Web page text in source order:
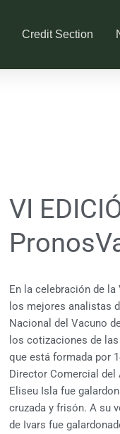
Credit Section
VI
En la celebración de
los mejores analistas
Nacional del Vacuno
los cotizaciones de
que está formada por
Director Comercial del
Eliseu Isla fue
cruzada y frisón. A su
de Ivars fue